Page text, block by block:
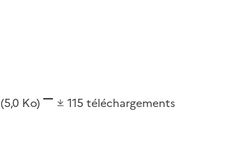
(5,0 Ko) 115 téléchargements